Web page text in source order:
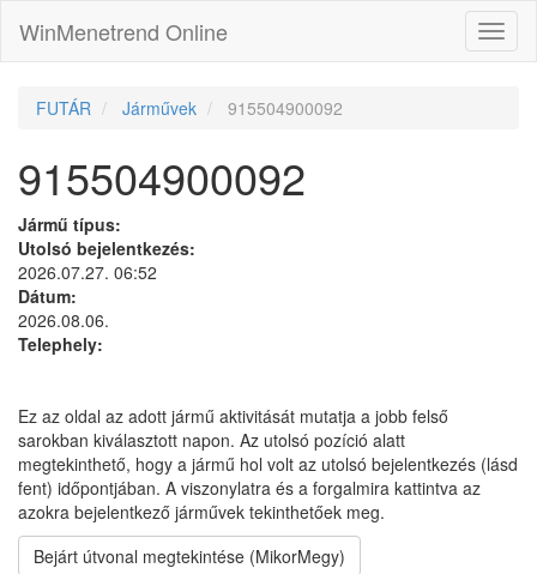
WinMenetrend Online
FUTÁR Járművek 915504900092
915504900092
Jármű típus:
Utolsó bejelentkezés:
2026.07.27. 06:52
Dátum:
2026.08.06.
Telephely:
Ez az oldal az adott jármű aktivitását mutatja a jobb felső
sarokban kiválasztott napon. Az utolsó pozíció alatt
megtekinthető, hogy a jármű hol volt az utolsó bejelentkezés (lásd
fent) időpontjában. A viszonylatra és a forgalmira kattintva az
azokra bejelentkező járművek tekinthetőek meg.
Bejárt útvonal megtekintése (MikorMegy)